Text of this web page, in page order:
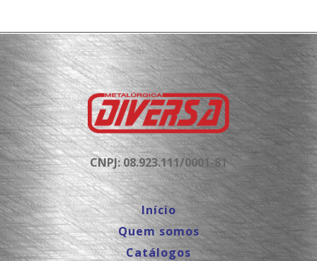
CNPJ: 08.923.111/0001-81
Início
Quem somos
Catálogos